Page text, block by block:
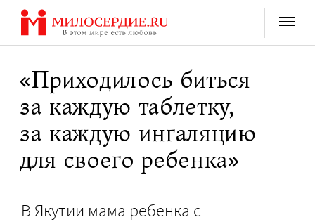
Перейти
содержанию
«Приходилось биться
за каждую таблетку,
за каждую ингаляцию
для своего ребенка»
В Якутии мама ребенка с